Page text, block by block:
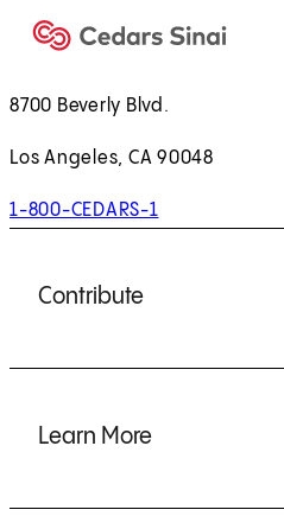
8700 Beverly Blvd.
Los Angeles, CA 90048
1-800-CEDARS-1
Contribute
Learn More